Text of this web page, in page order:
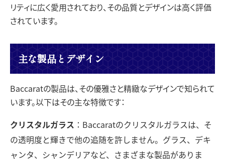
リティに広く愛用されており、その品質とデザインは高く評価
されています。
主な製品とデザイン
Baccaratの製品は、その優雅さと精緻なデザインで知られて
います。以下はその主な特徴です：
クリスタルガラス ：Baccaratのクリスタルガラスは、そ
の透明度と輝きで他の追随を許しません。グラス、デキ
ャンタ、シャンデリアなど、さまざまな製品がありま